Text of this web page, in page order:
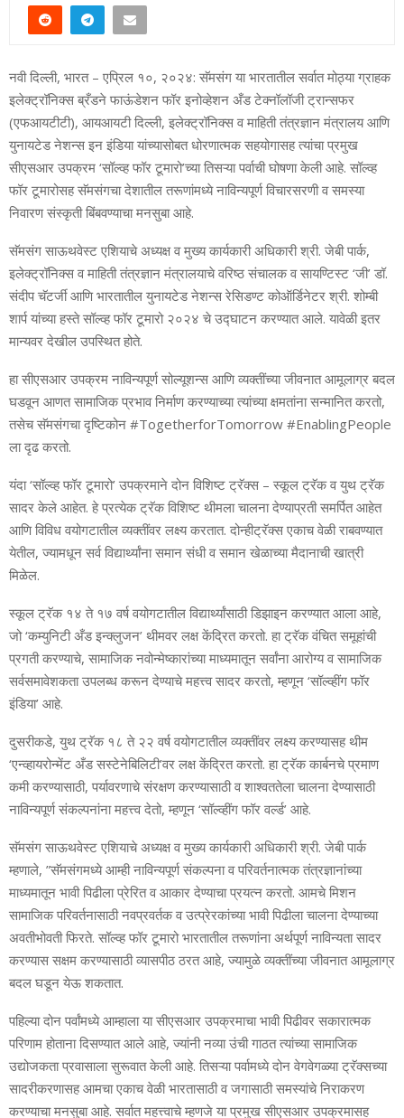
नवी दिल्‍ली, भारत – एप्रिल १०, २०२४: सॅमसंग या भारतातील सर्वात मोठ्या ग्राहक
इलेक्‍ट्रॉनिक्‍स ब्रँडने फाऊंडेशन फॉर इनोव्‍हेशन अँड टेक्‍नॉलॉजी ट्रान्‍सफर
(एफआयटीटी), आयआयटी दिल्‍ली, इलेक्‍ट्रॉनिक्‍स व माहिती तंत्रज्ञान मंत्रालय आणि
युनायटेड नेशन्‍स इन इंडिया यांच्‍यासोबत धोरणात्‍मक सहयोगास‍ह त्‍यांचा प्रमुख
सीएसआर उपक्रम ‘सॉल्‍व्‍ह फॉर टूमारो’च्‍या तिसऱ्या पर्वाची घोषणा केली आहे. सॉल्‍व्‍ह
फॉर टूमारोसह सॅमसंगचा देशातील तरूणांमध्‍ये नाविन्‍यपूर्ण विचारसरणी व समस्‍या
निवारण संस्‍कृती बिंबवण्‍याचा मनसुबा आहे.
सॅमसंग साऊथवेस्‍ट एशियाचे अध्‍यक्ष व मुख्‍य कार्यकारी अधिकारी श्री. जेबी पार्क,
इलेक्‍ट्रॉनिक्‍स व माहिती तंत्रज्ञान मंत्रालयाचे वरिष्‍ठ संचालक व सायण्टिस्‍ट ‘जी’ डॉ.
संदीप चॅटर्जी आणि भारतातील युनायटेड नेशन्‍स रेसिडण्‍ट कोऑर्डिनेटर श्री. शोम्‍बी
शार्प यांच्‍या हस्‍ते सॉल्‍व्‍ह फॉर टूमारो २०२४ चे उद्घाटन करण्‍यात आले. यावेळी इतर
मान्‍यवर देखील उपस्थित होते.
हा सीएसआर उपक्रम नाविन्‍यपूर्ण सोल्‍यूशन्‍स आणि व्‍यक्‍तींच्‍या जीवनात आमूलाग्र बदल
घडवून आणत सामाजिक प्रभाव निर्माण करण्‍याच्‍या त्‍यांच्‍या क्षमतांना सन्‍मानित करतो,
तसेच सॅमसंगचा दृष्टिकोन #TogetherforTomorrow #EnablingPeople
ला दृढ करतो.
यंदा ‘सॉल्‍व्‍ह फॉर टूमारो’ उपक्रमाने दोन विशिष्‍ट ट्रॅक्‍स – स्‍कूल ट्रॅक व युथ ट्रॅक
सादर केले आहेत. हे प्रत्‍येक ट्रॅक विशिष्‍ट थीमला चालना देण्‍याप्रती समर्पित आहेत
आणि विविध वयोगटातील व्‍यक्‍तींवर लक्ष्‍य करतात. दोन्‍हीट्रॅक्‍स एकाच वेळी राबवण्‍यात
येतील, ज्‍यामधून सर्व विद्यार्थ्‍यांना समान संधी व समान खेळाच्यामैदानाची खात्री
मिळेल.
स्‍कूल ट्रॅक १४ ते १७ वर्ष वयोगटातील विद्यार्थ्‍यांसाठी डिझाइन करण्‍यात आला आहे,
जो ‘कम्‍युनिटी अँड इन्‍क्‍लुजन’ थीमवर लक्ष केंद्रित करतो. हा ट्रॅक वंचित समूहांची
प्रगती करण्‍याचे, सामाजिक नवोन्‍मेष्‍काराच्‍या माध्‍यमातून सर्वांना आरोग्‍य व सामाजिक
सर्वसमावेशकता उपलब्‍ध करून देण्‍याचे महत्त्व सादर करतो, म्‍हणून ‘सॉल्‍व्‍हींग फॉर
इंडिया’ आहे.
दुसरीकडे, युथ ट्रॅक १८ ते २२ वर्ष वयोगटातील व्‍यक्‍तींवर लक्ष्‍य करण्‍यासह थीम
‘एन्‍व्‍हायरोन्‍मेंट अँड सस्‍टेनेबिलिटी’वर लक्ष केंद्रित करतो. हा ट्रॅक कार्बनचे प्रमाण
कमी करण्‍यासाठी, पर्यावरणाचे संरक्षण करण्‍यासाठी व शाश्‍वततेला चालना देण्‍यासाठी
नाविन्‍यपूर्ण संकल्‍पनांना महत्त्व देतो, म्‍हणून ‘सॉल्‍व्‍हींग फॉर वर्ल्‍ड’ आहे.
सॅमसंग साऊथवेस्‍ट एशियाचे अध्‍यक्ष व मुख्‍य कार्यकारी अधिकारी श्री. जेबी पार्क
म्‍हणाले, ”सॅमसंगमध्‍ये आम्‍ही नाविन्‍यपूर्ण संकल्‍पना व परिवर्तनात्‍मक तंत्रज्ञानांच्‍या
माध्‍यमातून भावी पिढीला प्रेरित व आकार देण्‍याचा प्रयत्‍न करतो. आमचेमिशन
सामाजिक परिवर्तनासाठी नवप्रवर्तक व उत्‍प्रेरकांच्‍या भावी पिढीला चालना देण्‍याच्‍या
अवतीभोवती फिरते. सॉल्‍व्‍ह फॉर टूमारो भारतातील तरूणांना अर्थपूर्ण नाविन्‍यता सादर
करण्‍यास सक्षम करण्‍यासाठी व्‍यासपीठ ठरत आहे, ज्‍यामुळे व्‍यक्‍तींच्‍या जीवनात आमूलाग्र
बदल घडून येऊ शकतात.
पहिल्‍या दोन पर्वांमध्‍ये आम्‍हाला या सीएसआर उपक्रमाचा भावी पिढीवर सकारात्‍मक
परिणाम होताना दिसण्‍यात आले आहे, ज्‍यांनी नव्‍या उंची गाठत त्‍यांच्‍या सामाजिक
उद्योजकता प्रवासाला सुरूवात केली आहे. तिसऱ्या पर्वामध्‍ये दोन वेगवेगळ्या ट्रॅक्‍सच्‍या
सादरीकरणासह आमचा एकाच वेळी भारतासाठी व जगासाठी समस्‍यांचे निराकरण
करण्‍याचा मनसुबा आहे. सर्वात महत्त्वाचे म्‍हणजे या प्रमुख सीएसआर उपक्रमासह